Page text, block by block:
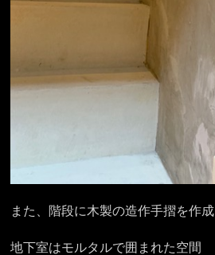
また、階段に木製の造作手摺を作成
地下室はモルタルで囲まれた空間